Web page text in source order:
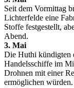
Seit dem Vormittag
Lichterfelde eine
Stoffe festgestellt,
Abend.
3. Mai
Die Huthi kündigten
Handelsschiffe im
Drohnen mit einer
ermöglichen würden.